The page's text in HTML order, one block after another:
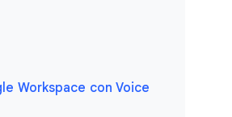
Workspace con Voice